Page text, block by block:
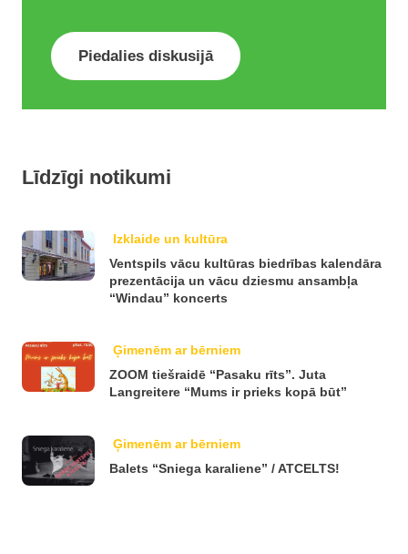
Piedalies diskusijā
Līdzīgi notikumi
Izklaide un kultūra
Ventspils vācu kultūras biedrības kalendāra
prezentācija un vācu dziesmu ansambļa
“Windau” koncerts
Ģimenēm ar bērniem
ZOOM tiešraidē “Pasaku rīts”. Juta
Langreitere “Mums ir prieks kopā būt”
Ģimenēm ar bērniem
Balets “Sniega karaliene” / ATCELTS!